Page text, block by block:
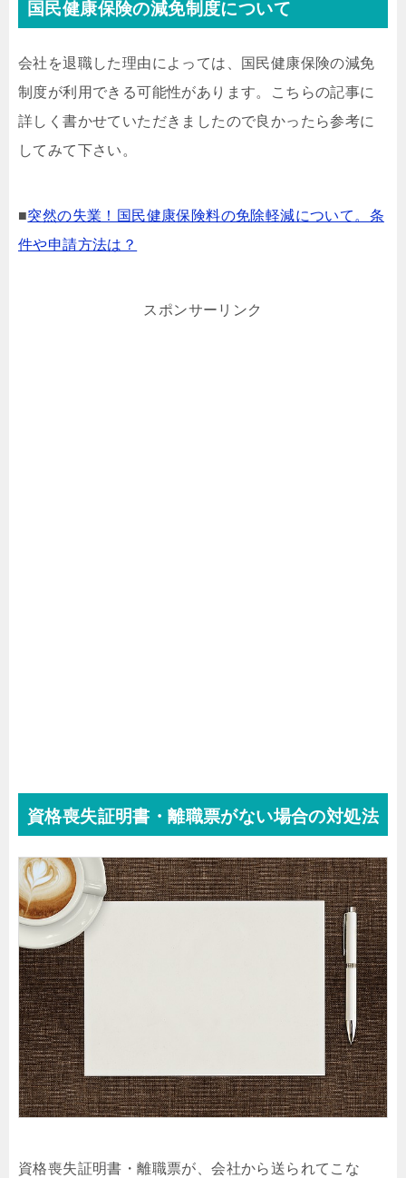
国民健康保険の減免制度について
会社を退職した理由によっては、国民健康保険の減免
制度が利用できる可能性があります。こちらの記事に
詳しく書かせていただきましたので良かったら参考に
してみて下さい。
■突然の失業！国民健康保険料の免除軽減について。条
件や申請方法は？
スポンサーリンク
資格喪失証明書・離職票がない場合の対処法
資格喪失証明書・離職票が、会社から送られてこな